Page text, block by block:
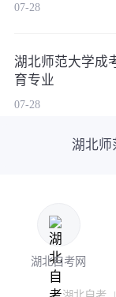
07-28
湖北师范大学成
育专业
07-28
湖北师
湖北自考网